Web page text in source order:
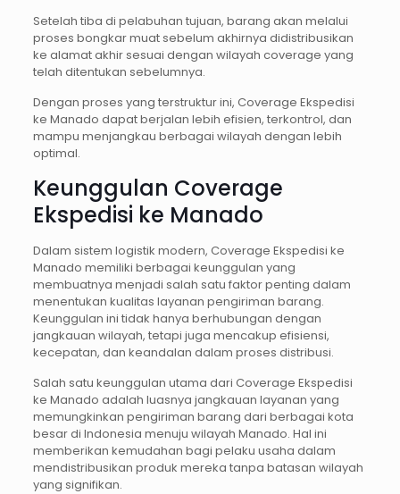
Setelah tiba di pelabuhan tujuan, barang akan melalui
proses bongkar muat sebelum akhirnya didistribusikan
ke alamat akhir sesuai dengan wilayah coverage yang
telah ditentukan sebelumnya.
Dengan proses yang terstruktur ini, Coverage Ekspedisi
ke Manado dapat berjalan lebih efisien, terkontrol, dan
mampu menjangkau berbagai wilayah dengan lebih
optimal.
Keunggulan Coverage
Ekspedisi ke Manado
Dalam sistem logistik modern, Coverage Ekspedisi ke
Manado memiliki berbagai keunggulan yang
membuatnya menjadi salah satu faktor penting dalam
menentukan kualitas layanan pengiriman barang.
Keunggulan ini tidak hanya berhubungan dengan
jangkauan wilayah, tetapi juga mencakup efisiensi,
kecepatan, dan keandalan dalam proses distribusi.
Salah satu keunggulan utama dari Coverage Ekspedisi
ke Manado adalah luasnya jangkauan layanan yang
memungkinkan pengiriman barang dari berbagai kota
besar di Indonesia menuju wilayah Manado. Hal ini
memberikan kemudahan bagi pelaku usaha dalam
mendistribusikan produk mereka tanpa batasan wilayah
yang signifikan.